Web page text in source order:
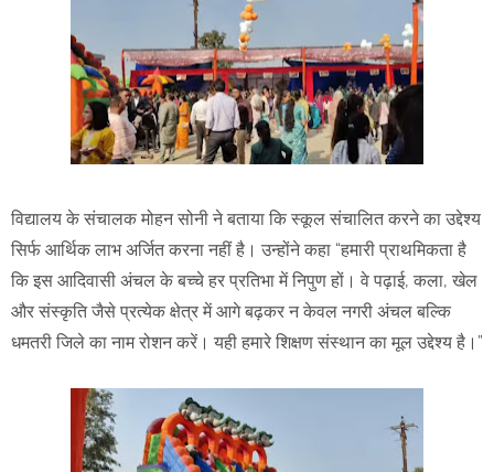
विद्यालय के संचालक मोहन सोनी ने बताया कि स्कूल संचालित करने का उद्देश्य
सिर्फ आर्थिक लाभ अर्जित करना नहीं है। उन्होंने कहा “हमारी प्राथमिकता है
कि इस आदिवासी अंचल के बच्चे हर प्रतिभा में निपुण हों। वे पढ़ाई, कला, खेल
और संस्कृति जैसे प्रत्येक क्षेत्र में आगे बढ़कर न केवल नगरी अंचल बल्कि
धमतरी जिले का नाम रोशन करें। यही हमारे शिक्षण संस्थान का मूल उद्देश्य है।”